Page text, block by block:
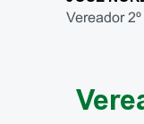
Vereador